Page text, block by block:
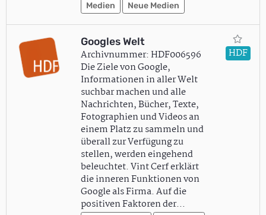
Medien
Neue Medien
Googles Welt
Archivnummer: HDF006596
Die Ziele von Google,
Informationen in aller Welt
suchbar machen und alle
Nachrichten, Bücher, Texte,
Fotographien und Videos an
einem Platz zu sammeln und
überall zur Verfügung zu
stellen, werden eingehend
beleuchtet. Vint Cerf erklärt
die inneren Funktionen von
Google als Firma. Auf die
positiven Faktoren der…
HDF